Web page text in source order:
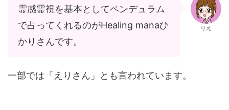
霊感霊視を基本としてペンデュラム
で占ってくれるのがHealing manaひ
かりさんです。
りえ
一部では「えりさん」とも言われています。